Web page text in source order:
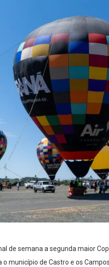
de semana a segunda maior
município de Castro e os